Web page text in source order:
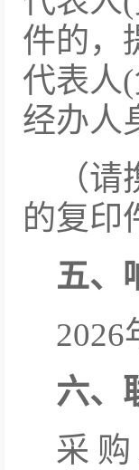
件的，
代表人
经办人
（
的复印
五、
2026
六、
采